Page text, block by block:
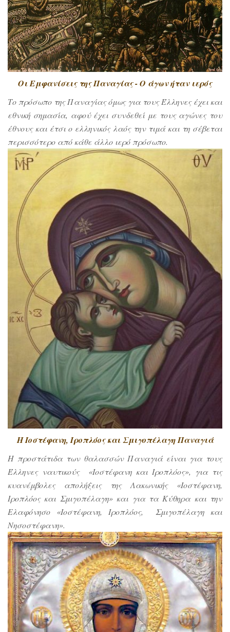
Οι Εμφανίσεις της Παναγίας - Ο άγων ήταν ιερός
Το πρόσωπο της Παναγίας όμως για τους Έλληνες έχει και
εθνική σημασία, αφού έχει συνδεθεί με τους αγώνες του
έθνους και έτσι ο ελληνικός λαός την τιμά και τη σέβεται
περισσότερο από κάθε άλλο ιερό πρόσωπο.
Η Ιοστέφανη, Ιροπλόος και Σμιγοπέλαγη Παναγιά
Η προστάτιδα των θαλασσών Παναγιά είναι για τους
Έλληνες ναυτικούς «Ιοστέφανη και Ιροπλόος», για τις
κυανέμβολες απολήξεις της Λακωνικής «Ιοστέφανη,
Ιροπλόος και Σμιγοπέλαγη» και για τα Κύθηρα και την
Ελαφόνησο «Ιοστέφανη, Ιροπλόος, Σμιγοπέλαγη και
Νησοστέφανη».